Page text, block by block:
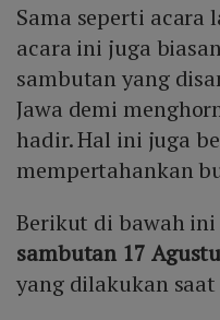
Sama seperti acara
acara ini juga
sambutan yang
Jawa demi
hadir. Hal ini juga
mempertahankan
Berikut di bawah ini
sambutan 17
yang dilakukan